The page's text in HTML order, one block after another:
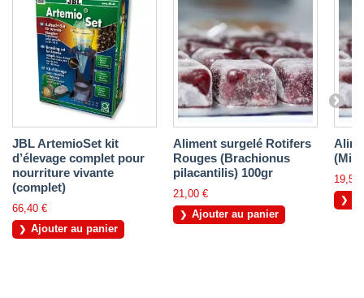
JBL ArtemioSet kit
d’élevage complet pour
nourriture vivante
(complet)
66,40 €
Ajouter au panier
Aliment surgelé Rotifers
Rouges (Brachionus
pilacantilis) 100gr
21,00 €
Ajouter au panier
19,50